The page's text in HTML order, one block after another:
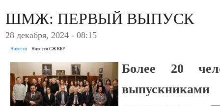
ШМЖ: ПЕРВЫЙ ВЫПУСК
28 декабря, 2024 - 08:15
Новости Новости СЖ КБР
Более 20